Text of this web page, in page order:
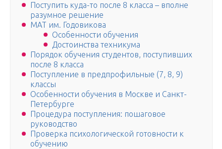
Поступить куда-то после 8 класса – вполне
разумное решение
МАТ им. Годовикова
Особенности обучения
Достоинства техникума
Порядок обучения студентов, поступивших
после 8 класса
Поступление в предпрофильные (7, 8, 9)
классы
Особенности обучения в Москве и Санкт-
Петербурге
Процедура поступления: пошаговое
руководство
Проверка психологической готовности к
обучению